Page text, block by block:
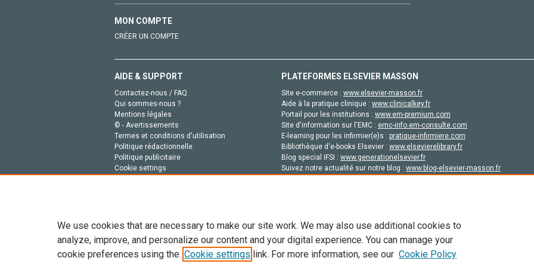
MON COMPTE
CRÉER UN COMPTE
AIDE & SUPPORT
Contactez-nous / FAQ
Qui sommes-nous ?
Mentions légales
© - Avertissements
Termes et conditions d'utilisation
Politique rédactionnelle
Politique publicitaire
Cookie settings
PLATEFORMES ELSEVIER MASSON
Site e-commerce : www.elsevier-masson.fr
Aide à la pratique clinique : www.clinicalkey.fr
Portail pour les institutions : www.em-premium.com
Site d'information sur l'EMC : emc-info.em-consulte.com
E-learning pour les infirmier(e)s : pratique-infirmiere.com
Bibliothèque d'e-books Elsevier : www.elsevierelibrary.fr
Blog special IFSI : www.generationelsevier.fr
Suivez notre actualité sur notre blog : www.blog-elsevier-masson.fr
Tout le contenu de ce site: Copyright © 2026 Elsevier, ses concédants de licence et ses contributeurs. Tout les droits sont réservés,
de données, a la formation en IA et aux technologies similaires. Pour tout contenu en libre accès, les conditions de licence
We use cookies that are necessary to make our site work. We may also use additional cookies to
analyze, improve, and personalize our content and your digital experience. You can manage your
cookie preferences using the Cookie settings link. For more information, see our Cookie Policy